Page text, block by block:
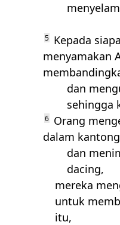
5
Kepada
menyamakan
dan
sehingga
6 Orang
dalam
dan
dacing,
mereka
untuk
itu,